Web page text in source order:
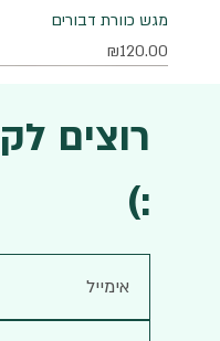
מגש כוורת דבורים
מחיר
₪120.00
רוצים
:)